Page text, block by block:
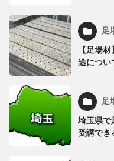
足
【足場
途につい
足
埼玉県で
受講でき